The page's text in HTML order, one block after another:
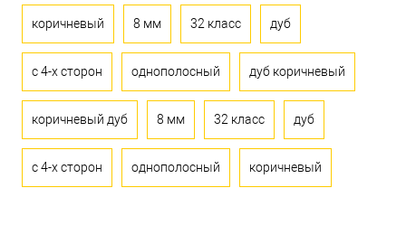
коричневый 8 мм 32 класс дуб
с 4-х сторон однополосный дуб коричневый
коричневый дуб 8 мм 32 класс дуб
с 4-х сторон однополосный коричневый